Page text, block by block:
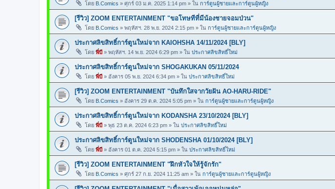
โดย B.Comics » ศุกร์ 03 ม.ค. 2025 1:14 pm » ใน การ์ตูนผู้ชายและการ์ตูนผู้หญิง
[รีวิว] ZOOM ENTERTAINMENT "ขอโทษทีที่มีน้องชายจอมป่วน"
โดย B.Comics » พฤหัสฯ. 28 พ.ย. 2024 2:15 pm » ใน การ์ตูนผู้ชายและการ์ตูนผู้หญิง
ประกาศลิขสิทธิ์การ์ตูนใหม่จาก KAIOHSHA 14/11/2024 [BLY]
โดย พี่บี » พฤหัสฯ. 14 พ.ย. 2024 6:29 pm » ใน ประกาศลิขสิทธิ์ใหม่
ประกาศลิขสิทธิ์การ์ตูนใหม่จาก SHOGAKUKAN 05/11/2024
โดย พี่บี » อังคาร 05 พ.ย. 2024 6:34 pm » ใน ประกาศลิขสิทธิ์ใหม่
[รีวิว] ZOOM ENTERTAINMENT "บันทึกใสจากวัยฝัน AO-HARU-RIDE"
โดย B.Comics » อังคาร 29 ต.ค. 2024 5:05 pm » ใน การ์ตูนผู้ชายและการ์ตูนผู้หญิง
ประกาศลิขสิทธิ์การ์ตูนใหม่จาก KODANSHA 23/10/2024 [BLY]
โดย พี่บี » พุธ 23 ต.ค. 2024 6:23 pm » ใน ประกาศลิขสิทธิ์ใหม่
ประกาศลิขสิทธิ์การ์ตูนใหม่จาก SHODENSHA 01/10/2024 [BLY]
โดย พี่บี » อังคาร 01 ต.ค. 2024 5:15 pm » ใน ประกาศลิขสิทธิ์ใหม่
[รีวิว] ZOOM ENTERTAINMENT "ฝึกหัวใจให้รู้จักรัก"
โดย B.Comics » ศุกร์ 27 ก.ย. 2024 11:25 am » ใน การ์ตูนผู้ชายและการ์ตูนผู้หญิง